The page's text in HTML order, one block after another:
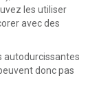
les utiliser
avec des
autodurcissantes
donc pas